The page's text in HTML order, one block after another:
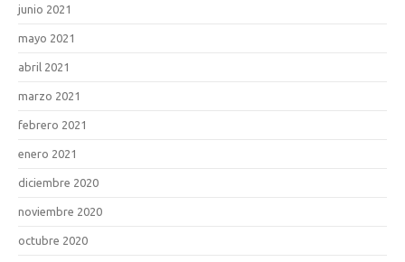
junio 2021
mayo 2021
abril 2021
marzo 2021
febrero 2021
enero 2021
diciembre 2020
noviembre 2020
octubre 2020